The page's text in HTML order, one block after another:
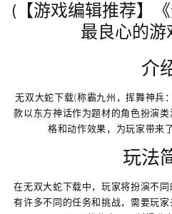
(【游戏编辑推荐】
最良心的游
介
无双大蛇下载(称霸九州，挥舞神兵
款以东方神话作为题材的角色扮演
格和动作效果，为玩家带来
玩法
在无双大蛇下载中，玩家将扮演不
有许多不同的任务和挑战，需要玩